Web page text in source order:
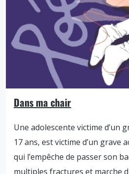
Dans ma chair
Une adolescente victime d’un
17 ans, est victime d’un grave
qui l’empêche de passer son
multiples fractures et marche